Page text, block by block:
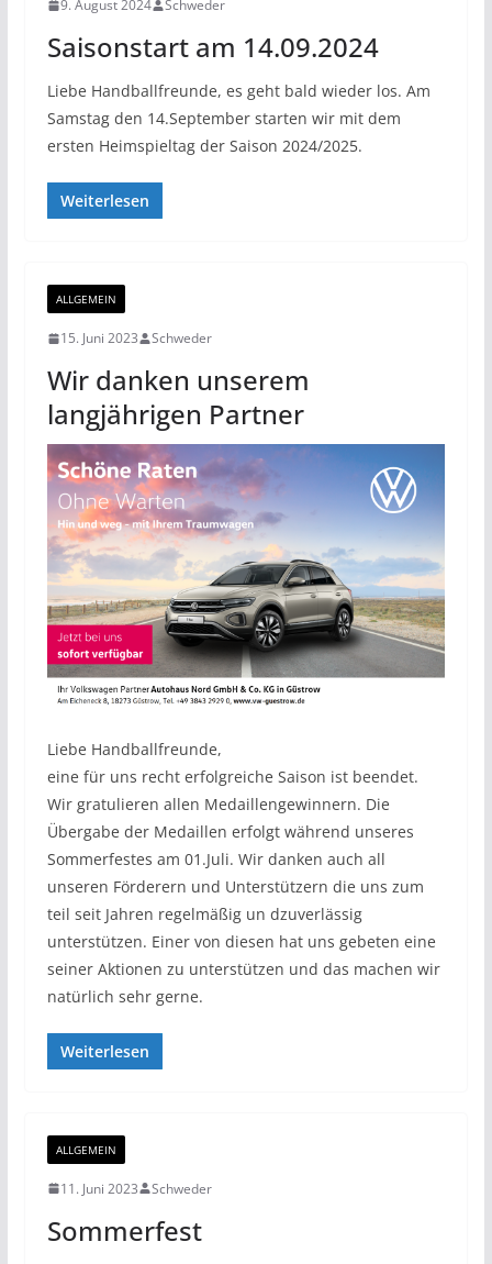
9. August 2024 Schweder
Saisonstart am 14.09.2024
Liebe Handballfreunde, es geht bald wieder los. Am
Samstag den 14.September starten wir mit dem
ersten Heimspieltag der Saison 2024/2025.
Weiterlesen
ALLGEMEIN
15. Juni 2023 Schweder
Wir danken unserem
langjährigen Partner
Liebe Handballfreunde,
eine für uns recht erfolgreiche Saison ist beendet.
Wir gratulieren allen Medaillengewinnern. Die
Übergabe der Medaillen erfolgt während unseres
Sommerfestes am 01.Juli. Wir danken auch all
unseren Förderern und Unterstützern die uns zum
teil seit Jahren regelmäßig un dzuverlässig
unterstützen. Einer von diesen hat uns gebeten eine
seiner Aktionen zu unterstützen und das machen wir
natürlich sehr gerne.
Weiterlesen
ALLGEMEIN
11. Juni 2023 Schweder
Sommerfest